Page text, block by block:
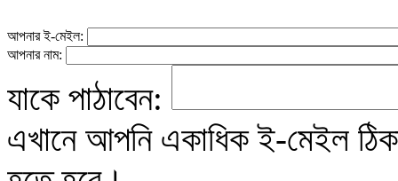
আপনার ই-মেইল:
আপনার নাম:
যাকে পাঠাবেন:
এখানে আপনি একাধিক ই-মেইল